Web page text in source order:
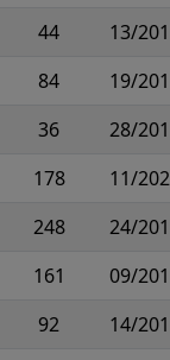
44
13/
84
19/
36
28/
178
11/
248
24/
161
09/
92
14/